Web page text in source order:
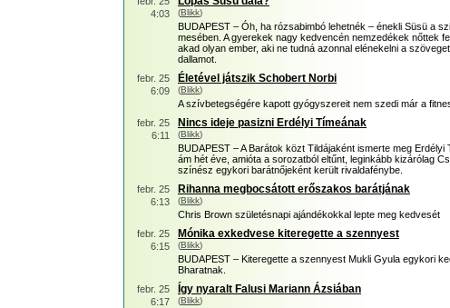
4:03
(Blikk)
BUDAPEST – Óh, ha rózsabimbó lehetnék – énekli Süsü a
mesében. A gyerekek nagy kedvencén nemzedékek nőttek
akad olyan ember, aki ne tudná azonnal elénekelni a
dallamot.
febr. 25
6:09
Életével játszik Schobert Norbi
(Blikk)
A szívbetegségére kapott gyógyszereit nem szedi már a
febr. 25
6:11
Nincs ideje pasizni Erdélyi Tímeának
(Blikk)
BUDAPEST – A Barátok közt Tildájaként ismerte meg Erdélyi
ám hét éve, amióta a sorozatból eltűnt, leginkább kizárólag
színész egykori barátnőjeként került rivaldafénybe.
febr. 25
6:13
Rihanna megbocsátott erőszakos barátjának
(Blikk)
Chris Brown születésnapi ajándékokkal lepte meg kedvesét
febr. 25
6:15
Mónika exkedvese kiteregette a szennyest
(Blikk)
BUDAPEST – Kiteregette a szennyest Mukli Gyula egykori
Bharatnak.
febr. 25
6:17
Így nyaralt Falusi Mariann Ázsiában
(Blikk)